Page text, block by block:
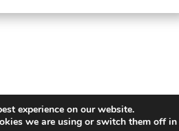
experience on our website.
we are using or switch them off in